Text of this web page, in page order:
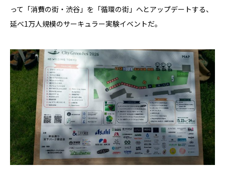
って「消費の街・渋谷」を「循環の街」へとアップデートする、
延べ1万人規模のサーキュラー実験イベントだ。